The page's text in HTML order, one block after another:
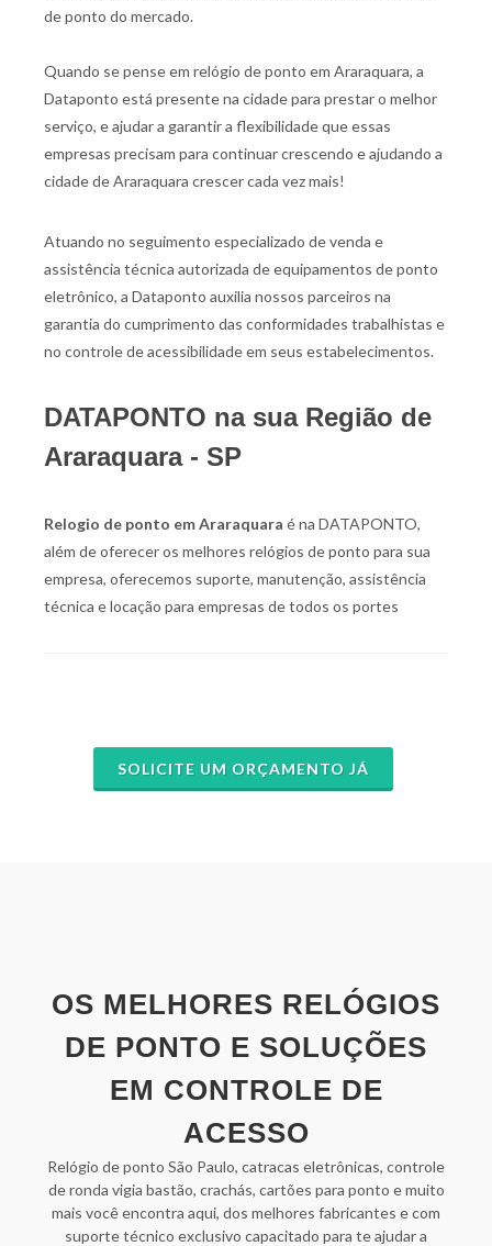
de ponto do mercado.
Quando se pense em relógio de ponto em Araraquara, a
Dataponto está presente na cidade para prestar o melhor
serviço, e ajudar a garantir a flexibilidade que essas
empresas precisam para continuar crescendo e ajudando a
cidade de Araraquara crescer cada vez mais!
Atuando no seguimento especializado de venda e
assistência técnica autorizada de equipamentos de ponto
eletrônico, a Dataponto auxilia nossos parceiros na
garantia do cumprimento das conformidades trabalhistas e
no controle de acessibilidade em seus estabelecimentos.
DATAPONTO na sua Região de
Araraquara - SP
Relogio de ponto em Araraquara é na DATAPONTO,
além de oferecer os melhores relógios de ponto para sua
empresa, oferecemos suporte, manutenção, assistência
técnica e locação para empresas de todos os portes
SOLICITE UM ORÇAMENTO JÁ
OS MELHORES RELÓGIOS
DE PONTO E SOLUÇÕES
EM CONTROLE DE
ACESSO
Relógio de ponto São Paulo, catracas eletrônicas, controle
de ronda vigia bastão, crachás, cartões para ponto e muito
mais você encontra aqui, dos melhores fabricantes e com
suporte técnico exclusivo capacitado para te ajudar a